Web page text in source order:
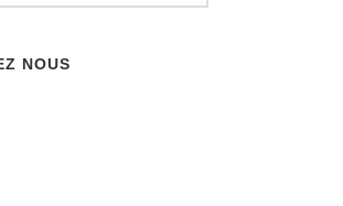
NOUS